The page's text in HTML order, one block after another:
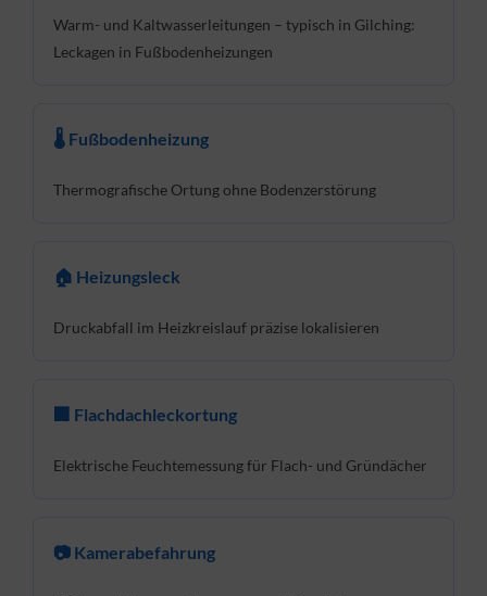
Warm- und Kaltwasserleitungen – typisch in Gilching:
Leckagen in Fußbodenheizungen
🌡 Fußbodenheizung
Thermografische Ortung ohne Bodenzerstörung
🏠 Heizungsleck
Druckabfall im Heizkreislauf präzise lokalisieren
🏢 Flachdachleckortung
Elektrische Feuchtemessung für Flach- und Gründächer
📷 Kamerabefahrung